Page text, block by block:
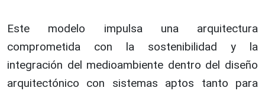
Este modelo impulsa una arquitectura
comprometida con la sostenibilidad y la
integración del medioambiente dentro del diseño
arquitectónico con sistemas aptos tanto para